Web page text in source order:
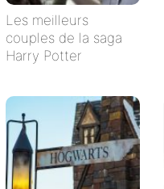
Les meilleurs
couples de la saga
Harry Potter